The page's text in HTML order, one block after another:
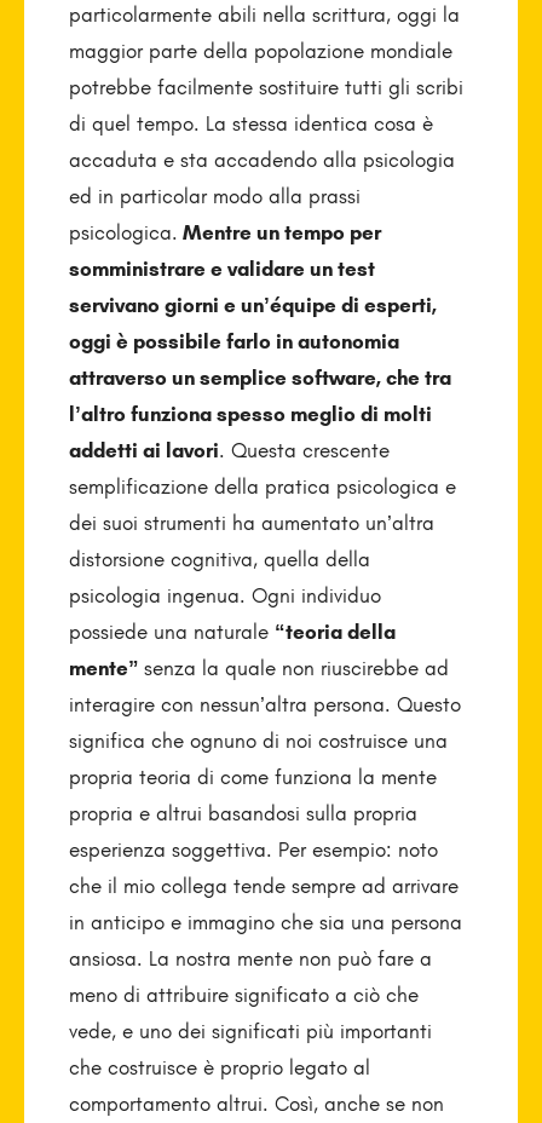
particolarmente abili nella scrittura, oggi la
maggior parte della popolazione mondiale
potrebbe facilmente sostituire tutti gli scribi
di quel tempo. La stessa identica cosa è
accaduta e sta accadendo alla psicologia
ed in particolar modo alla prassi
psicologica. Mentre un tempo per
somministrare e validare un test
servivano giorni e un’équipe di esperti,
oggi è possibile farlo in autonomia
attraverso un semplice software, che tra
l’altro funziona spesso meglio di molti
addetti ai lavori. Questa crescente
semplificazione della pratica psicologica e
dei suoi strumenti ha aumentato un’altra
distorsione cognitiva, quella della
psicologia ingenua. Ogni individuo
possiede una naturale “teoria della
mente” senza la quale non riuscirebbe ad
interagire con nessun’altra persona. Questo
significa che ognuno di noi costruisce una
propria teoria di come funziona la mente
propria e altrui basandosi sulla propria
esperienza soggettiva. Per esempio: noto
che il mio collega tende sempre ad arrivare
in anticipo e immagino che sia una persona
ansiosa. La nostra mente non può fare a
meno di attribuire significato a ciò che
vede, e uno dei significati più importanti
che costruisce è proprio legato al
comportamento altrui. Così, anche se non